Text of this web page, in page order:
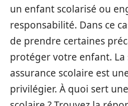
un enfant scolarisé ou
responsabilité. Dans ce
de prendre certaines
protéger votre enfant.
assurance scolaire est
privilégier. À quoi sert